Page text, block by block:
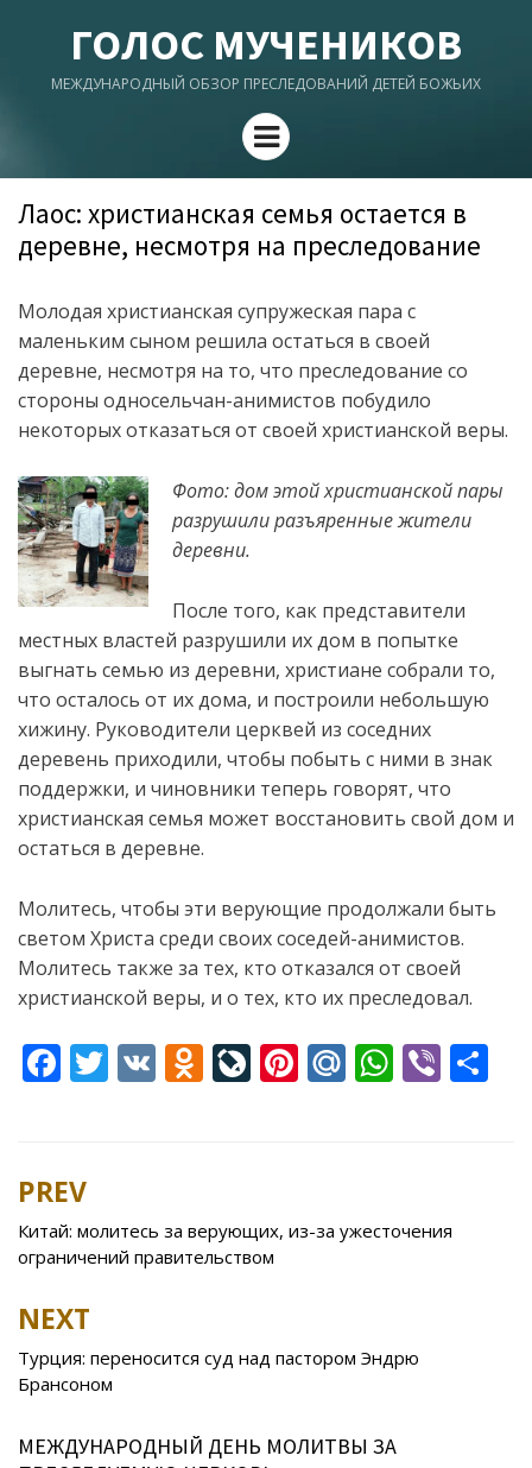
ГОЛОС МУЧЕНИКОВ
МЕЖДУНАРОДНЫЙ ОБЗОР ПРЕСЛЕДОВАНИЙ ДЕТЕЙ БОЖЬИХ
Menu
Лаос: христианская семья остается в
деревне, несмотря на преследование
Молодая христианская супружеская пара с
маленьким сыном решила остаться в своей
деревне, несмотря на то, что преследование со
стороны односельчан-анимистов побудило
некоторых отказаться от своей христианской веры.
Фото: дом этой христианской пары
разрушили разъяренные жители
деревни.
После того, как представители
местных властей разрушили их дом в попытке
выгнать семью из деревни, христиане собрали то,
что осталось от их дома, и построили небольшую
хижину. Руководители церквей из соседних
деревень приходили, чтобы побыть с ними в знак
поддержки, и чиновники теперь говорят, что
христианская семья может восстановить свой дом и
остаться в деревне.
Молитесь, чтобы эти верующие продолжали быть
светом Христа среди своих соседей-анимистов.
Молитесь также за тех, кто отказался от своей
христианской веры, и о тех, кто их преследовал.
F
b
o
o
T V O
kl
as
ki
Li
u
r
Pi
st
M
u
W
A
p
Vi
Post
navigation
PREV
Китай: молитесь за верующих, из-за ужесточения
ограничений правительством
NEXT
Турция: переносится суд над пастором Эндрю
Брансоном
МЕЖДУНАРОДНЫЙ ДЕНЬ МОЛИТВЫ ЗА